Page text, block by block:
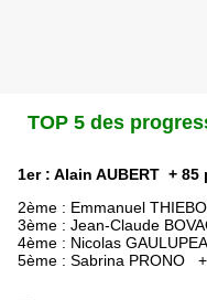
TOP 5 des
1er : Alain AUBERT +
2ème : Emmanuel
3ème : Jean-Claude
4ème : Nicolas
5ème : Sabrina PRONO